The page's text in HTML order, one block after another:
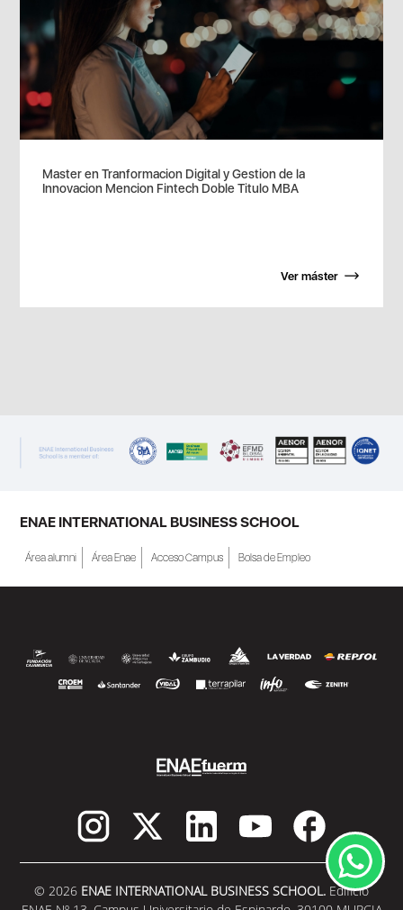
Master en Tranformacion Digital y Gestion de la
Innovacion Mencion Fintech Doble Titulo MBA
Ver máster
ENAE INTERNATIONAL BUSINESS SCHOOL
Área alumni Área Enae Acceso Campus Bolsa de Empleo
© 2026 ENAE INTERNATIONAL BUSINESS SCHOOL. Edificio